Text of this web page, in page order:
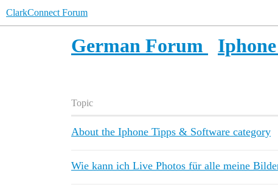
ClarkConnect Forum
German Forum
Topic
About the Iphone Tipps & Software category
Wie kann ich Live Photos für alle meine